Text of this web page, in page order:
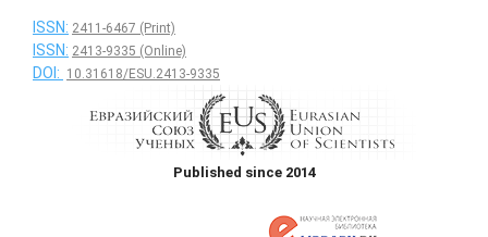
ISSN: 2411-6467 (Print)
ISSN: 2413-9335 (Online)
DOI: 10.31618/ESU.2413-9335
Published since 2014